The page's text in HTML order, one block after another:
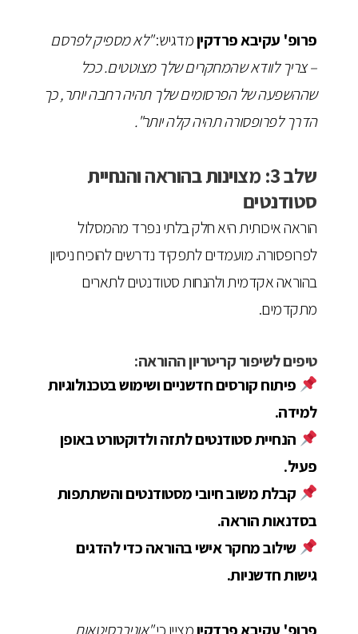
פרופ' עקיבא פרדקיןמדגיש:"לא מספיק לפרסם
– צריך לוודא שהמחקרים שלך מצוטטים. ככל
שההשפעה של הפרסומים שלך תהיה רחבה יותר, כך
הדרך לפרופסורה תהיה קלה יותר".
שלב 3: מצוינות בהוראה והנחיית
סטודנטים
הוראה איכותית היא חלק בלתי נפרד מהמסלול
לפרופסורה. מועמדים לתפקיד נדרשים להוכיח ניסיון
בהוראה אקדמית ולהנחות סטודנטים לתארים
מתקדמים.
טיפים לשיפור קריטריון ההוראה:
פיתוח קורסים חדשניים ושימוש בטכנולוגיות
למידה.
הנחיית סטודנטים לתזה ולדוקטורט באופן
פעיל.
קבלת משוב חיובי מסטודנטים והשתתפות
בסדנאות הוראה.
שילוב מחקר אישי בהוראה כדי להדגים
גישות חדשניות.